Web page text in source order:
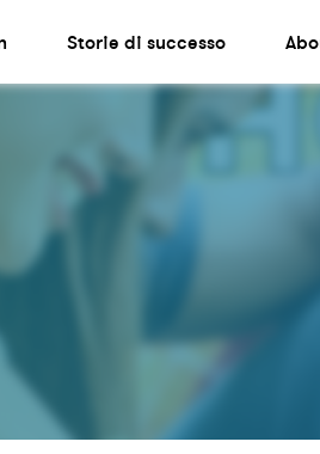
Storie di successo